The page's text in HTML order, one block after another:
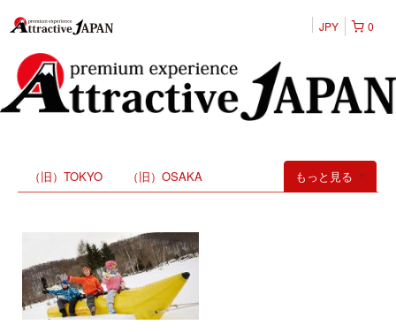
0
JPY
もっと見る
（旧）TOKYO （旧）OSAKA